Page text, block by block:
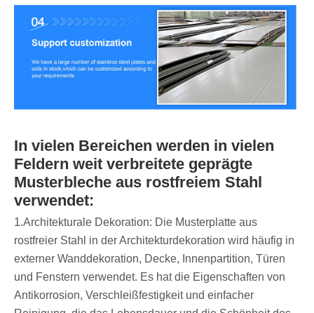
In vielen Bereichen werden in vielen
Feldern weit verbreitete geprägte
Musterbleche aus rostfreiem Stahl
verwendet:
1.Architekturale Dekoration: Die Musterplatte aus
rostfreier Stahl in der Architekturdekoration wird häufig in
externer Wanddekoration, Decke, Innenpartition, Türen
und Fenstern verwendet. Es hat die Eigenschaften von
Antikorrosion, Verschleißfestigkeit und einfacher